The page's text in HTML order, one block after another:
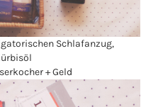
Schlafanzug,
+ Geld